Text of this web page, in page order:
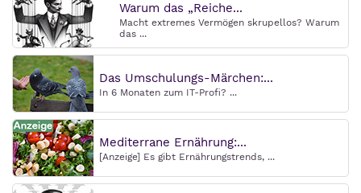
Warum das „Reiche...
Macht extremes Vermögen skrupellos? Warum
das ...
Das Umschulungs-Märchen:...
In 6 Monaten zum IT-Profi? ...
Mediterrane Ernährung:...
[Anzeige] Es gibt Ernährungstrends, ...